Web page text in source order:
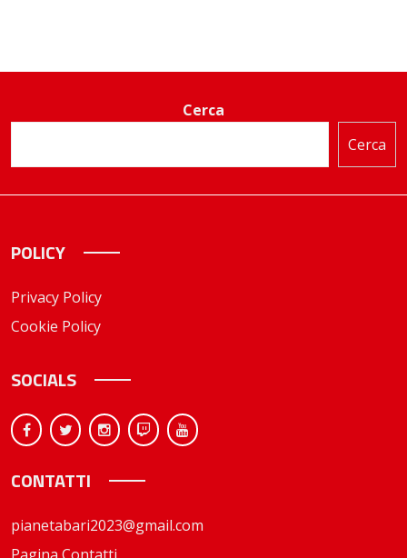
Cerca
Cerca
POLICY
Privacy Policy
Cookie Policy
SOCIALS
CONTATTI
pianetabari2023@gmail.com